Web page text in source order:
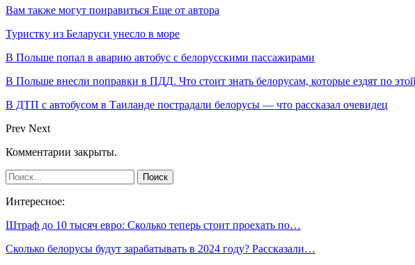
Вам также могут понравиться Еще от автора
Туристку из Беларуси унесло в море
В Польше попал в аварию автобус с белорусскими пассажирами
В Польше внесли поправки в ПДД. Что стоит знать белорусам, которые ездят по
В ДТП с автобусом в Таиланде пострадали белорусы — что рассказал очевидец
Prev Next
Комментарии закрыты.
Интересное:
Штраф до 10 тысяч евро: Сколько теперь стоит проехать по…
Сколько белорусы будут зарабатывать в 2024 году? Рассказали…